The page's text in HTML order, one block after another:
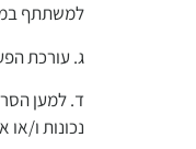
למשתתף
ג. עורכת
ד. למען
נכונות ו/